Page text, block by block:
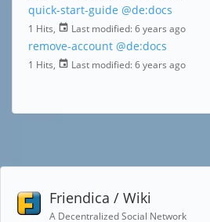
quick-start-guide @de:docs
1 Hits, Last modified: 6 years ago
remove-account @de:docs
1 Hits, Last modified: 6 years ago
Friendica / Wiki
A Decentralized Social Network